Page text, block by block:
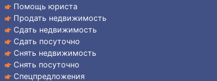
Помощь юриста
Продать недвижимость
Сдать недвижимость
Сдать посуточно
Снять недвижимость
Снять посуточно
Спецпредложения